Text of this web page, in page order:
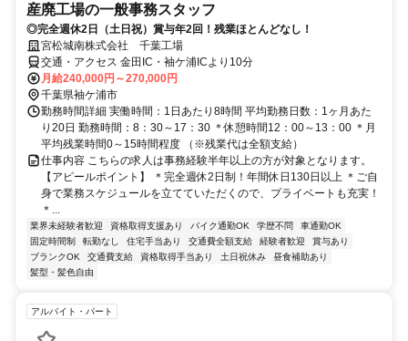
産廃工場の一般事務スタッフ
◎完全週休2日（土日祝）賞与年2回！残業ほとんどなし！
宮松城南株式会社 千葉工場
交通・アクセス 金田IC・袖ケ浦ICより10分
月給240,000円～270,000円
千葉県袖ケ浦市
勤務時間詳細 実働時間：1日あたり8時間 平均勤務日数：1ヶ月あた
り20日 勤務時間：8：30～17：30 ＊休憩時間12：00～13：00 ＊月
平均残業時間0～15時間程度 （※残業代は全額支給）
仕事内容 こちらの求人は事務経験半年以上の方が対象となります。
【アピールポイント】 ＊完全週休2日制！年間休日130日以上 ＊ご自
身で業務スケジュールを立てていただくので、プライベートも充実！
＊...
業界未経験者歓迎 資格取得支援あり バイク通勤OK 学歴不問
車通勤OK
固定時間制
転勤なし 住宅手当あり 交通費全額支給 経験者歓迎
賞与あり
ブランクOK
交通費支給 資格取得手当あり 土日祝休み
昼食補助あり
髪型・髪色自由
アルバイト・パート